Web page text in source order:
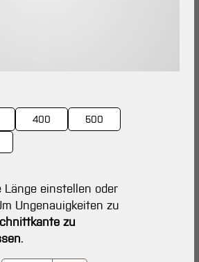
400
500
einstellen oder
Ungenauigkeiten zu
zu
.